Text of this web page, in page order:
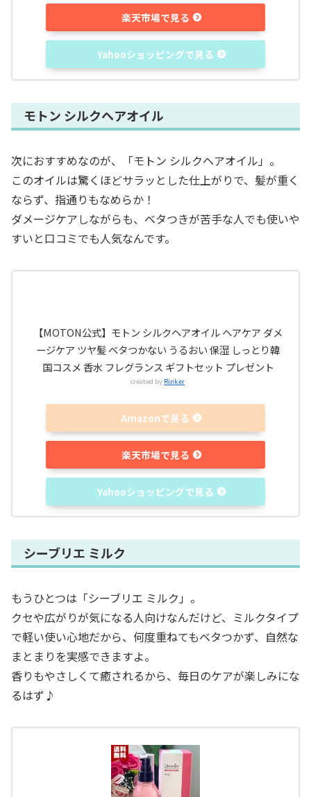
楽天市場で見る
Yahooショッピングで見る
モトン シルクヘアオイル
次におすすめなのが、「モトン シルクヘアオイル」。
このオイルは驚くほどサラッとした仕上がりで、髪が重く
ならず、指通りもなめらか！
ダメージケアしながらも、ベタつきが苦手な人でも使いや
すいと口コミでも人気なんです。
【MOTON公式】モトン シルクヘアオイル ヘアケア ダメ
ージケア ツヤ髪 ベタつかない うるおい 保湿 しっとり韓
国コスメ 香水 フレグランス ギフトセット プレゼント
created by Rinker
Amazonで見る
楽天市場で見る
Yahooショッピングで見る
シーブリエ ミルク
もうひとつは「シーブリエ ミルク」。
クセや広がりが気になる人向けなんだけど、ミルクタイプ
で軽い使い心地だから、何度重ねてもベタつかず、自然な
まとまりを実感できますよ。
香りもやさしくて癒されるから、毎日のケアが楽しみにな
るはず♪